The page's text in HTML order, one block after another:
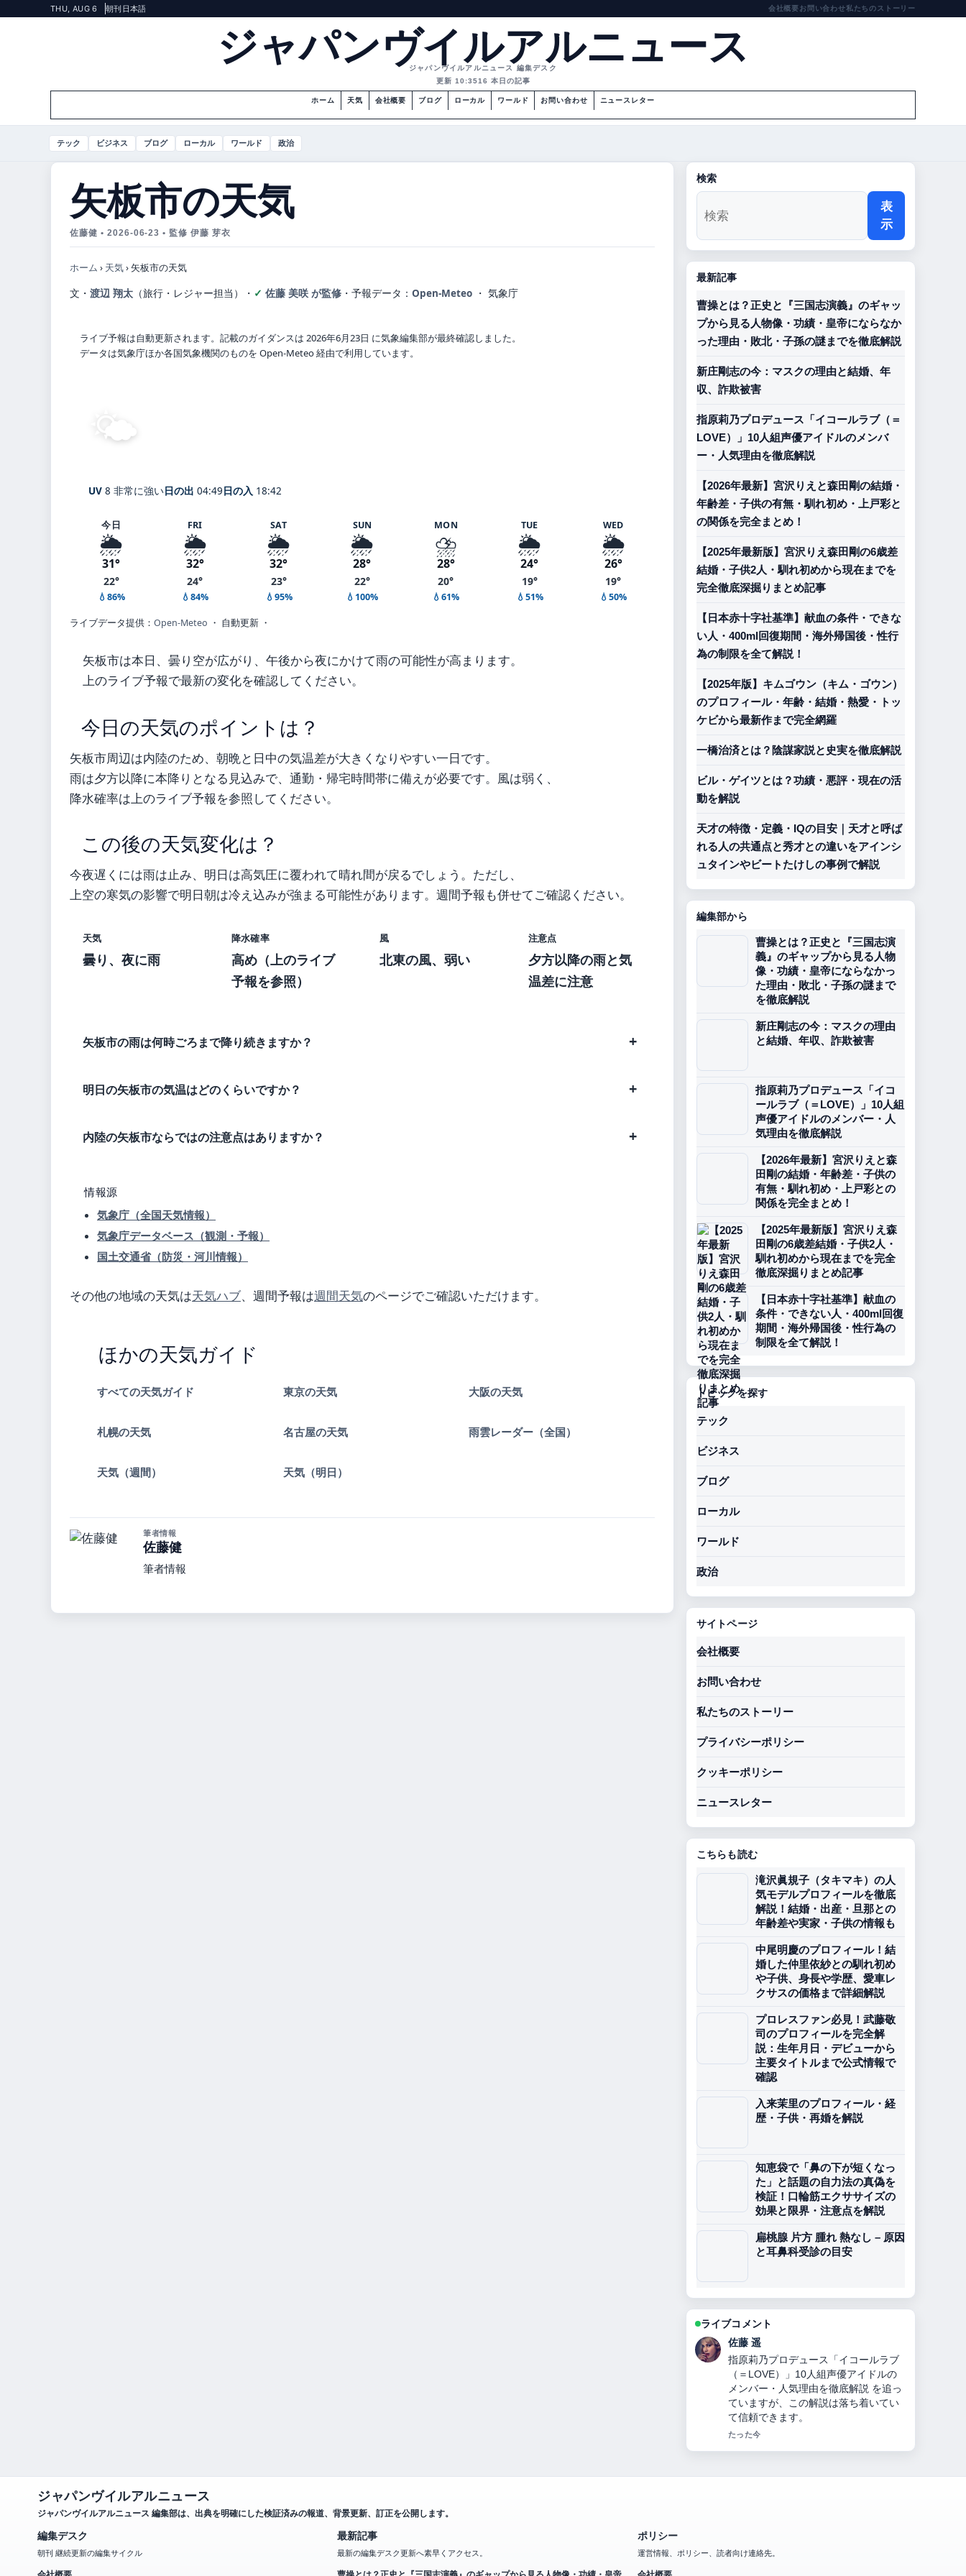
THU, AUG 6 朝刊 日本語 会社概要お問い合わせ私たちのストーリー
ジャパンヴイルアルニュース
ジャパンヴイルアルニュース 編集デスク
更新 10:3516 本日の記事
ホーム 天気 会社概要 ブログ ローカル ワールド お問い合わせ ニュースレター
テック ビジネス ブログ ローカル ワールド 政治
矢板市の天気
佐藤健 • 2026-06-23 • 監修 伊藤 芽衣
ホーム › 天気› 矢板市の天気
文・ 渡辺 翔太 （旅行・レジャー担当） ・ 佐藤 美咲 が監修 ・ 予報データ： Open-Meteo ・ 気象庁
ライブ予報は自動更新されます。記載のガイダンスは 2026年6月23日 に気象編集部が最終確認しました。
データは気象庁ほか各国気象機関のものを Open-Meteo 経由で利用しています。
🌤️
UV 8 非常に強い日の出 04:49日の入 18:42
今日
🌦️
31°
22°
💧86%
FRI
🌦️
32°
24°
💧84%
SAT
🌦️
32°
23°
💧95%
SUN
🌦️
28°
22°
💧100%
MON
⛈️
28°
20°
💧61%
TUE
🌦️
24°
19°
💧51%
WED
🌦️
26°
19°
💧50%
ライブデータ提供： Open-Meteo ・ 自動更新 ・
矢板市は本日、曇り空が広がり、午後から夜にかけて雨の可能性が高まります。
上のライブ予報で最新の変化を確認してください。
今日の天気のポイントは？
矢板市周辺は内陸のため、朝晩と日中の気温差が大きくなりやすい一日です。
雨は夕方以降に本降りとなる見込みで、通勤・帰宅時間帯に備えが必要です。風は弱く、
降水確率は上のライブ予報を参照してください。
この後の天気変化は？
今夜遅くには雨は止み、明日は高気圧に覆われて晴れ間が戻るでしょう。ただし、
上空の寒気の影響で明日朝は冷え込みが強まる可能性があります。週間予報も併せてご確認ください。
天気
曇り、夜に雨
降水確率
高め（上のライブ
予報を参照）
風
北東の風、弱い
注意点
夕方以降の雨と気
温差に注意
矢板市の雨は何時ごろまで降り続きますか？
明日の矢板市の気温はどのくらいですか？
内陸の矢板市ならではの注意点はありますか？
情報源
気象庁（全国天気情報）
気象庁データベース（観測・予報）
国土交通省（防災・河川情報）
その他の地域の天気は天気ハブ、週間予報は週間天気のページでご確認いただけます。
ほかの天気ガイド
すべての天気ガイド 東京の天気 大阪の天気
札幌の天気 名古屋の天気 雨雲レーダー（全国）
天気（週間） 天気（明日）
筆者情報
佐藤健
筆者情報
検索
表
示
最新記事
曹操とは？正史と『三国志演義』のギャッ
プから見る人物像・功績・皇帝にならなか
った理由・敗北・子孫の謎までを徹底解説
新庄剛志の今：マスクの理由と結婚、年
収、詐欺被害
指原莉乃プロデュース「イコールラブ（＝
LOVE）」10人組声優アイドルのメンバ
ー・人気理由を徹底解説
【2026年最新】宮沢りえと森田剛の結婚・
年齢差・子供の有無・馴れ初め・上戸彩と
の関係を完全まとめ！
【2025年最新版】宮沢りえ森田剛の6歳差
結婚・子供2人・馴れ初めから現在までを
完全徹底深掘りまとめ記事
【日本赤十字社基準】献血の条件・できな
い人・400ml回復期間・海外帰国後・性行
為の制限を全て解説！
【2025年版】キムゴウン（キム・ゴウン）
のプロフィール・年齢・結婚・熱愛・トッ
ケビから最新作まで完全網羅
一橋治済とは？陰謀家説と史実を徹底解説
ビル・ゲイツとは？功績・悪評・現在の活
動を解説
天才の特徴・定義・IQの目安｜天才と呼ば
れる人の共通点と秀才との違いをアインシ
ュタインやビートたけしの事例で解説
編集部から
曹操とは？正史と『三国志演
義』のギャップから見る人物
像・功績・皇帝にならなかっ
た理由・敗北・子孫の謎まで
を徹底解説
新庄剛志の今：マスクの理由
と結婚、年収、詐欺被害
指原莉乃プロデュース「イコ
ールラブ（＝LOVE）」10人組
声優アイドルのメンバー・人
気理由を徹底解説
【2026年最新】宮沢りえと森
田剛の結婚・年齢差・子供の
有無・馴れ初め・上戸彩との
関係を完全まとめ！
【2025年最新版】宮沢りえ森
田剛の6歳差結婚・子供2人・
馴れ初めから現在までを完全
徹底深掘りまとめ記事
【日本赤十字社基準】献血の
条件・できない人・400ml回復
期間・海外帰国後・性行為の
制限を全て解説！
トピックを探す
テック
ビジネス
ブログ
ローカル
ワールド
政治
サイトページ
会社概要
お問い合わせ
私たちのストーリー
プライバシーポリシー
クッキーポリシー
ニュースレター
こちらも読む
滝沢眞規子（タキマキ）の人
気モデルプロフィールを徹底
解説！結婚・出産・旦那との
年齢差や実家・子供の情報も
中尾明慶のプロフィール！結
婚した仲里依紗との馴れ初め
や子供、身長や学歴、愛車レ
クサスの価格まで詳細解説
プロレスファン必見！武藤敬
司のプロフィールを完全解
説：生年月日・デビューから
主要タイトルまで公式情報で
確認
入来茉里のプロフィール・経
歴・子供・再婚を解説
知恵袋で「鼻の下が短くなっ
た」と話題の自力法の真偽を
検証！口輪筋エクササイズの
効果と限界・注意点を解説
扁桃腺 片方 腫れ 熱なし – 原因
と耳鼻科受診の目安
ライブコメント
伊藤 芽衣
曹操とは？正史と『三国志演義』のギ
ャップから見る人物像・功績・皇帝に
ならなかった理由・敗北・子孫の謎ま
でを徹底解説 の背景説明が助かりま
す。ライブ更新を続けてください。
3 分前
ジャパンヴイルアルニュース
ジャパンヴイルアルニュース 編集部は、出典を明確にした検証済みの報道、背景更新、訂正を公開します。
編集デスク
朝刊 継続更新の編集サイクル
最新記事
最新の編集デスク更新へ素早くアクセス。
ポリシー
運営情報、ポリシー、読者向け連絡先。